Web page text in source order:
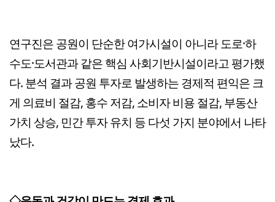
연구진은 공원이 단순한 여가시설이 아니라 도로·하
수도·도서관과 같은 핵심 사회기반시설이라고 평가했
다. 분석 결과 공원 투자로 발생하는 경제적 편익은 크
게 의료비 절감, 홍수 저감, 소비자 비용 절감, 부동산
가치 상승, 민간 투자 유치 등 다섯 가지 분야에서 나타
났다.